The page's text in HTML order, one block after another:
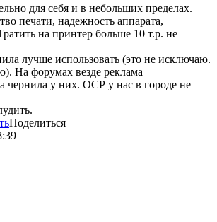
для себя и в небольших пределах.
печати, надежность аппарата,
на принтер больше 10 т.р. не
лучше использовать (это не исключаю.
На форумах везде реклама
чернила у них. ОСР у нас в городе не
Поделиться